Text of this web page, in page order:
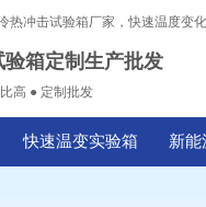
热冲击试验箱厂家，快速温度变
箱定制生产批发
高 ● 定制批发
快速温变实验箱 新